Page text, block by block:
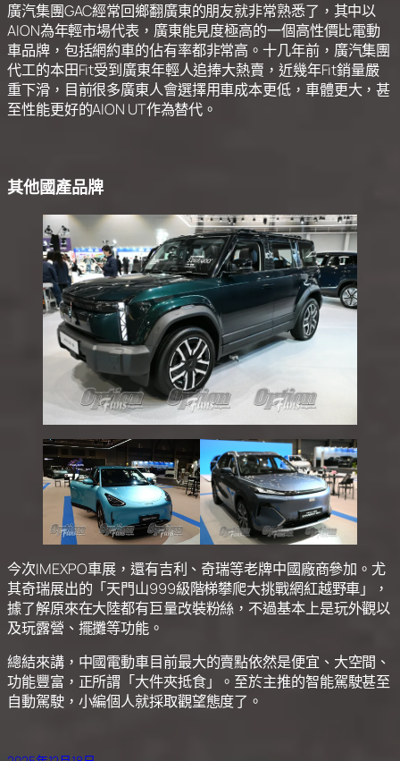
廣汽集團GAC經常回鄉翻廣東的朋友就非常熟悉了，其中以
AION為年輕市場代表，廣東能見度極高的一個高性價比電動
車品牌，包括網約車的佔有率都非常高。十几年前，廣汽集團
代工的本田Fit受到廣東年輕人追捧大熱賣，近幾年Fit銷量嚴
重下滑，目前很多廣東人會選擇用車成本更低，車體更大，甚
至性能更好的AION UT作為替代。
其他國產品牌
今次IMEXPO車展，還有吉利、奇瑞等老牌中國廠商參加。尤
其奇瑞展出的「天門山999級階梯攀爬大挑戰網紅越野車」，
據了解原來在大陸都有巨量改裝粉絲，不過基本上是玩外觀以
及玩露營、擺攤等功能。
總結來講，中國電動車目前最大的賣點依然是便宜、大空間、
功能豐富，正所謂「大件夾抵食」。至於主推的智能駕駛甚至
自動駕駛，小編個人就採取觀望態度了。